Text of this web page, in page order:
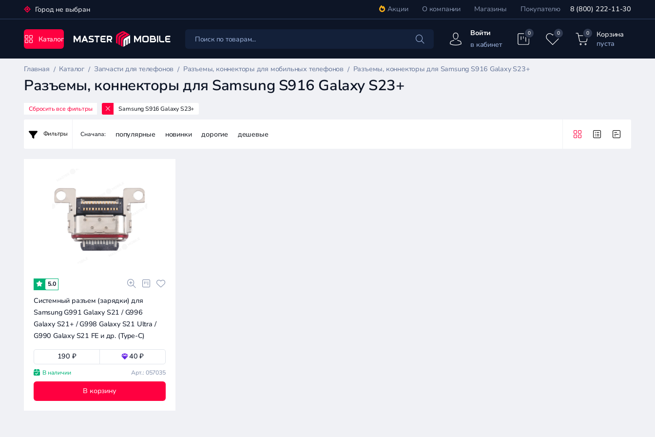
Город не выбран Акции О компании Магазины Покупателю 8 (800) 222-11-30
Каталог
Войти
в кабинет
0 0 0
Корзина
пуста
Главная Каталог Запчасти для телефонов Разъемы, коннекторы для мобильных телефонов Разъемы, коннекторы для Samsung S916 Galaxy S23+
Разъемы, коннекторы для Samsung S916 Galaxy S23+
для
телефонов
Все производители
Apple
Google
Huawei
Infinix
Samsung S916 Galaxy S23+
Сбросить
все
фильтры
Сбросить все фильтры Samsung S916 Galaxy S23+
Фильтры Сначала: популярные новинки дорогие дешевые
5.0
Системный разъем (зарядки) для
Samsung G991 Galaxy S21 / G996
Galaxy S21+ / G998 Galaxy S21 Ultra /
G990 Galaxy S21 FE и др. (Type-C)
190 ₽ 40 ₽
В наличии Арт.: 057035
В корзину